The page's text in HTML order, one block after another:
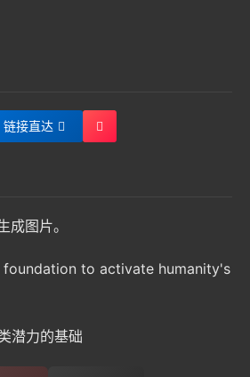
链接直达
成图片。
foundation to activate humanity's
潜力的基础